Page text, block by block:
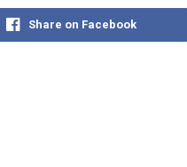
Share on Facebook